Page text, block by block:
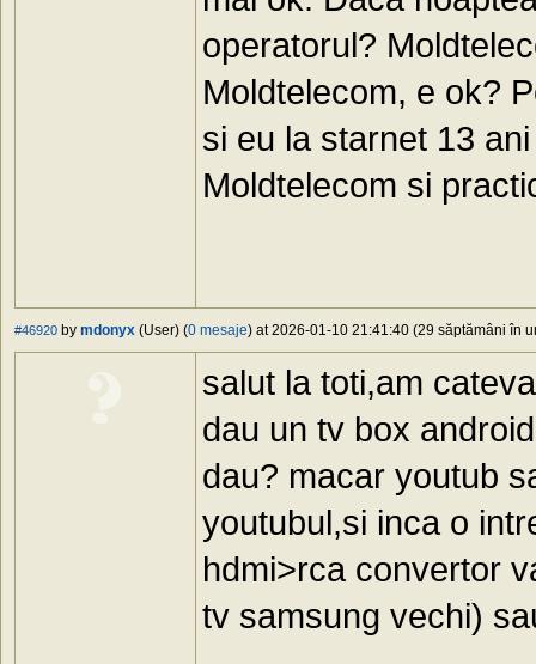
operatorul?
Moldtelecom, e ok?
si eu la starnet 13
Moldtelecom si
#46920 by mdonyx (User) (0 mesaje) at 2026-01-10 21:41:40 (29 săptămâni în
salut la toti,am
dau un tv box
dau? macar youtub
youtubul,si inca o
hdmi>rca convertor
tv samsung vechi)